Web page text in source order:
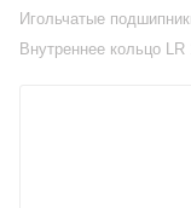
Игольчатые
Внутреннее кольцо